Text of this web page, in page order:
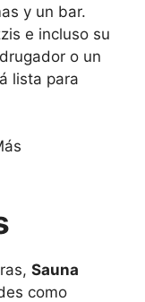
y un bar.
e incluso su
o un
lista para
Sauna
como